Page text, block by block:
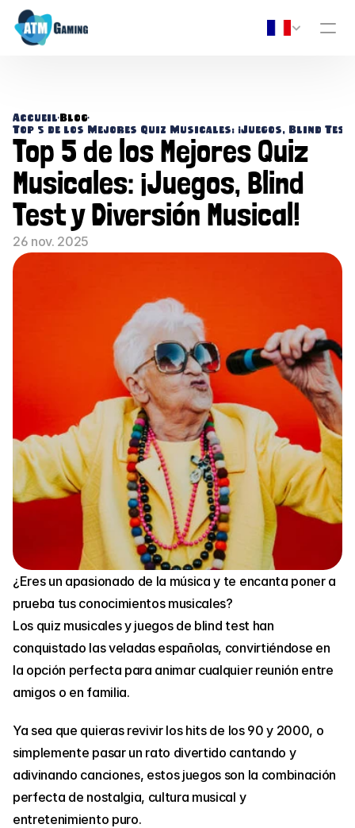
Accueil•Blog•
Top 5 de los Mejores Quiz Musicales: ¡Juegos, Blind
Top 5 de los Mejores Quiz
Musicales: ¡Juegos, Blind
Test y Diversión Musical!
26 nov. 2025
¿Eres un apasionado de la música y te encanta poner a
prueba tus conocimientos musicales?
Los quiz musicales y juegos de blind test han
conquistado las veladas españolas, convirtiéndose en
la opción perfecta para animar cualquier reunión entre
amigos o en familia.
Ya sea que quieras revivir los hits de los 90 y 2000, o
simplemente pasar un rato divertido cantando y
adivinando canciones, estos juegos son la combinación
perfecta de nostalgia, cultura musical y
entretenimiento puro.